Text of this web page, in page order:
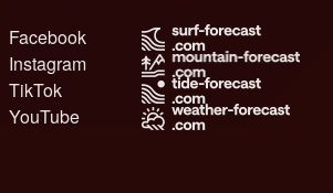
Facebook
Instagram
TikTok
YouTube